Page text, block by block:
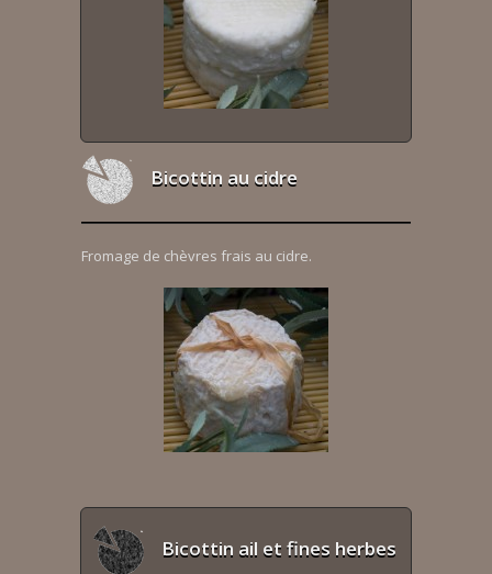
Bicottin au cidre
Fromage de chèvres frais au cidre.
Bicottin ail et fines herbes